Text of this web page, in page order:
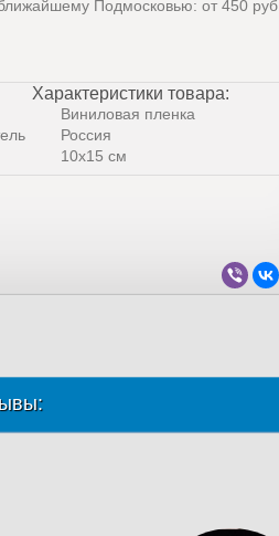
Подмосковью: от 450 руб.
Характеристики товара:
Виниловая пленка
Россия
10х15 см